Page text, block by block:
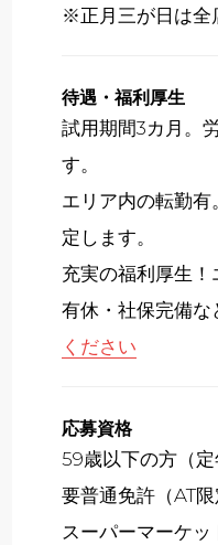
※正月三が日は全
待遇・福利厚生
試用期間3カ月。
す。
エリア内の転勤
定します。
充実の福利厚生！
有休・社保完備な
ください
応募資格
59歳以下の方（定
要普通免許（AT限
スーパーマーケ